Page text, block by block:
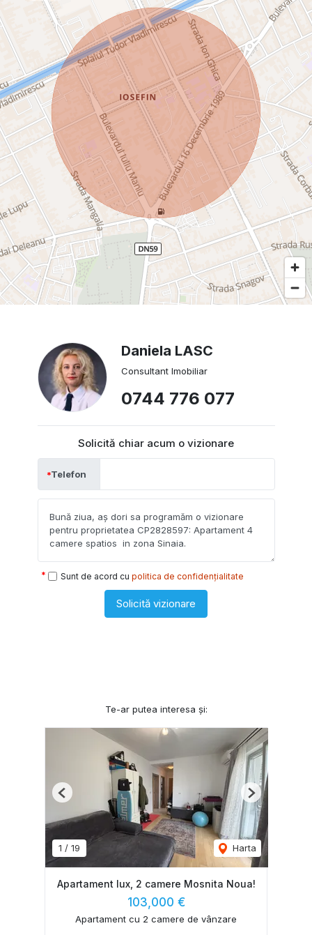
Daniela LASC
Consultant Imobiliar
0744 776 077
Solicită chiar acum o vizionare
Telefon
Sunt de acord cu politica de confidențialitate
Solicită vizionare
Te-ar putea interesa și:
1 / 19 Harta
Previous Next
Apartament lux, 2 camere Mosnita Noua!
103,000 €
Apartament cu 2 camere de vânzare